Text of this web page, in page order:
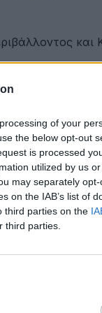
of your
the below opt-out
is processed
utilized by us
may separately
on the IAB’s list of
third parties on the
third parties.
και